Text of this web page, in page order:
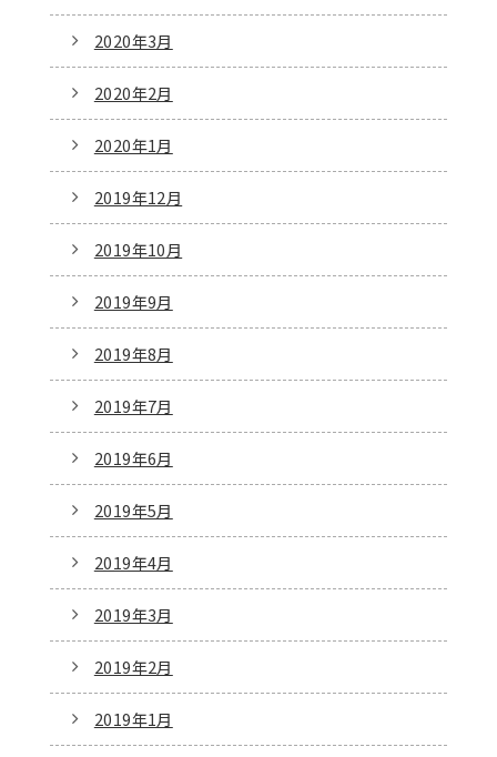
2020年3月
2020年2月
2020年1月
2019年12月
2019年10月
2019年9月
2019年8月
2019年7月
2019年6月
2019年5月
2019年4月
2019年3月
2019年2月
2019年1月